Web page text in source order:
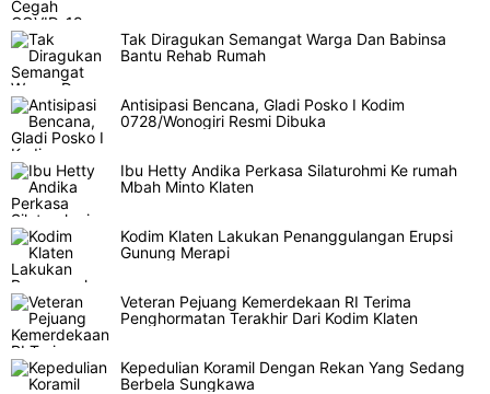
Tak Diragukan Semangat Warga Dan Babinsa
Bantu Rehab Rumah
Antisipasi Bencana, Gladi Posko I Kodim
0728/Wonogiri Resmi Dibuka
Ibu Hetty Andika Perkasa Silaturohmi Ke rumah
Mbah Minto Klaten
Kodim Klaten Lakukan Penanggulangan Erupsi
Gunung Merapi
Veteran Pejuang Kemerdekaan RI Terima
Penghormatan Terakhir Dari Kodim Klaten
Kepedulian Koramil Dengan Rekan Yang Sedang
Berbela Sungkawa